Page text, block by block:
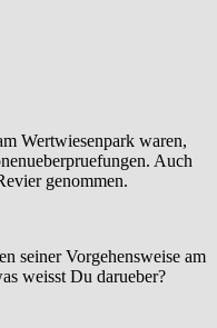
Wertwiesenpark waren,
Auch
genommen.
seiner Vorgehensweise am
weisst Du darueber?